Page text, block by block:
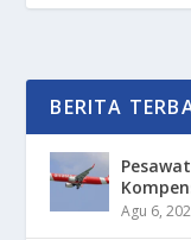
BERITA
Agu 6,